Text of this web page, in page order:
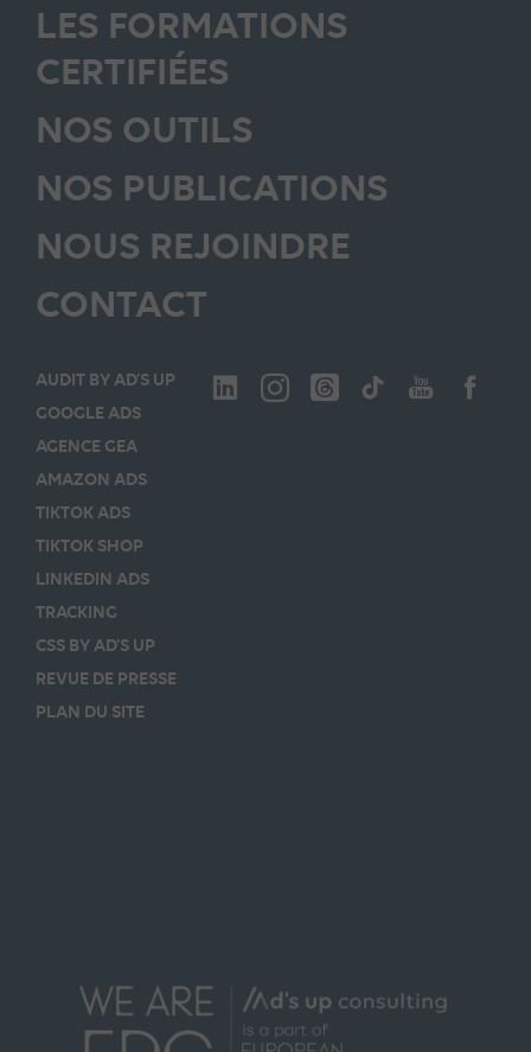
LES FORMATIONS
CERTIFIÉES
NOS OUTILS
NOS PUBLICATIONS
NOUS REJOINDRE
CONTACT
AUDIT BY AD’S UP
GOOGLE ADS
AGENCE GEA
AMAZON ADS
TIKTOK ADS
TIKTOK SHOP
LINKEDIN ADS
TRACKING
CSS BY AD’S UP
REVUE DE PRESSE
PLAN DU SITE